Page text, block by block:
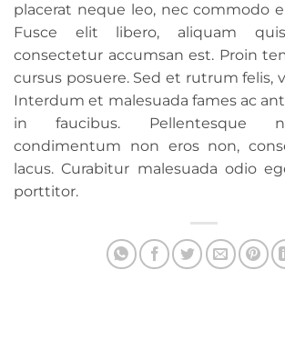
placerat neque leo, nec commodo
Fusce elit libero, aliquam
consectetur accumsan est. Proin
cursus posuere. Sed et rutrum felis,
Interdum et malesuada fames ac
in faucibus. Pellentesque
condimentum non eros non,
lacus. Curabitur malesuada odio
porttitor.